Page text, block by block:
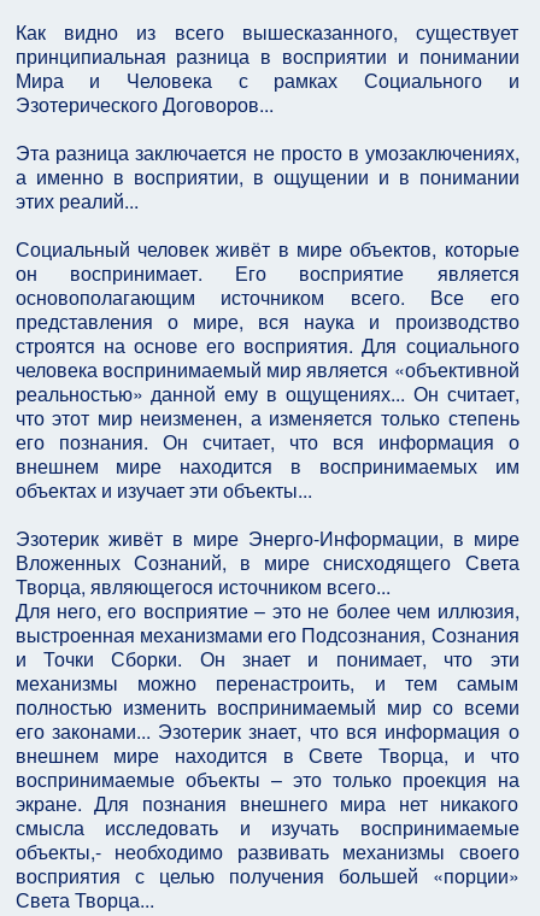
Как видно из всего вышесказанного, существует
принципиальная разница в восприятии и понимании
Мира и Человека с рамках Социального и
Эзотерического Договоров...
Эта разница заключается не просто в умозаключениях,
а именно в восприятии, в ощущении и в понимании
этих реалий...
Социальный человек живёт в мире объектов, которые
он воспринимает. Его восприятие является
основополагающим источником всего. Все его
представления о мире, вся наука и производство
строятся на основе его восприятия. Для социального
человека воспринимаемый мир является «объективной
реальностью» данной ему в ощущениях... Он считает,
что этот мир неизменен, а изменяется только степень
его познания. Он считает, что вся информация о
внешнем мире находится в воспринимаемых им
объектах и изучает эти объекты...
Эзотерик живёт в мире Энерго-Информации, в мире
Вложенных Сознаний, в мире снисходящего Света
Творца, являющегося источником всего...
Для него, его восприятие – это не более чем иллюзия,
выстроенная механизмами его Подсознания, Сознания
и Точки Сборки. Он знает и понимает, что эти
механизмы можно перенастроить, и тем самым
полностью изменить воспринимаемый мир со всеми
его законами... Эзотерик знает, что вся информация о
внешнем мире находится в Свете Творца, и что
воспринимаемые объекты – это только проекция на
экране. Для познания внешнего мира нет никакого
смысла исследовать и изучать воспринимаемые
объекты,- необходимо развивать механизмы своего
восприятия с целью получения большей «порции»
Света Творца...